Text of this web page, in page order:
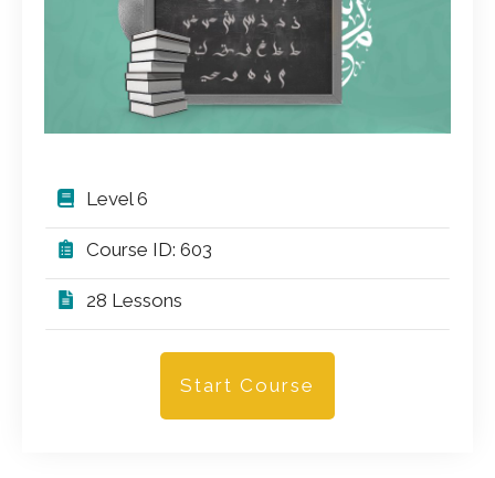
Level 6
Course ID: 603
28 Lessons
Start Course